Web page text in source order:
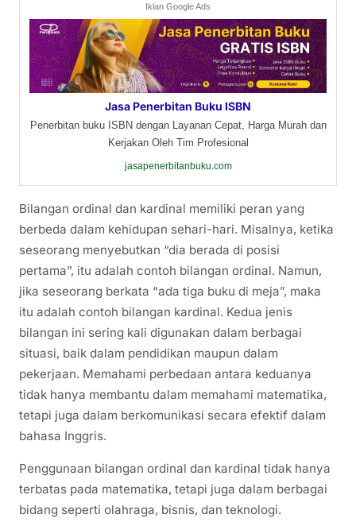
Iklan Google Ads
Jasa Penerbitan Buku ISBN
Penerbitan buku ISBN dengan Layanan Cepat, Harga Murah dan
Kerjakan Oleh Tim Profesional
jasapenerbitanbuku.com
Bilangan ordinal dan kardinal memiliki peran yang
berbeda dalam kehidupan sehari-hari. Misalnya, ketika
seseorang menyebutkan “dia berada di posisi
pertama”, itu adalah contoh bilangan ordinal. Namun,
jika seseorang berkata “ada tiga buku di meja”, maka
itu adalah contoh bilangan kardinal. Kedua jenis
bilangan ini sering kali digunakan dalam berbagai
situasi, baik dalam pendidikan maupun dalam
pekerjaan. Memahami perbedaan antara keduanya
tidak hanya membantu dalam memahami matematika,
tetapi juga dalam berkomunikasi secara efektif dalam
bahasa Inggris.
Penggunaan bilangan ordinal dan kardinal tidak hanya
terbatas pada matematika, tetapi juga dalam berbagai
bidang seperti olahraga, bisnis, dan teknologi.